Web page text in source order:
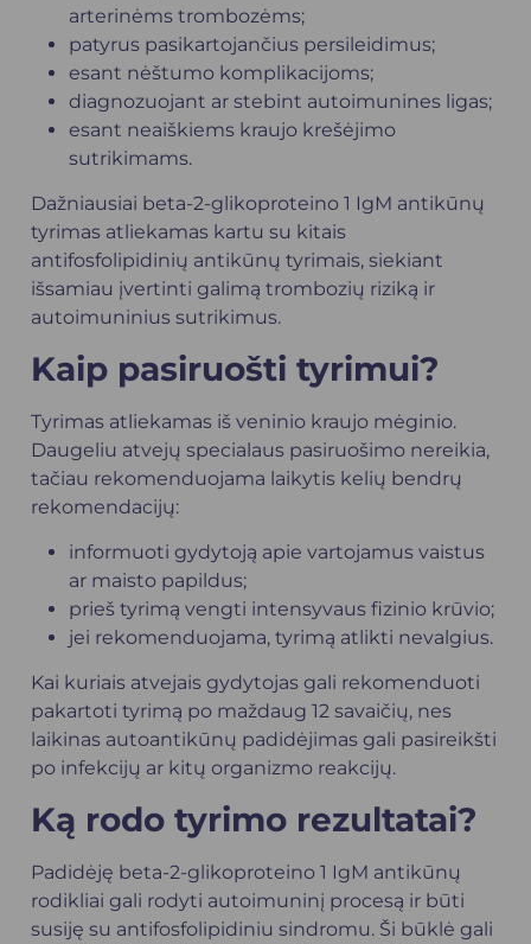
arterinėms trombozėms;
patyrus pasikartojančius persileidimus;
esant nėštumo komplikacijoms;
diagnozuojant ar stebint autoimunines ligas;
esant neaiškiems kraujo krešėjimo
sutrikimams.
Dažniausiai beta-2-glikoproteino 1 IgM antikūnų
tyrimas atliekamas kartu su kitais
antifosfolipidinių antikūnų tyrimais, siekiant
išsamiau įvertinti galimą trombozių riziką ir
autoimuninius sutrikimus.
Kaip pasiruošti tyrimui?
Tyrimas atliekamas iš veninio kraujo mėginio.
Daugeliu atvejų specialaus pasiruošimo nereikia,
tačiau rekomenduojama laikytis kelių bendrų
rekomendacijų:
informuoti gydytoją apie vartojamus vaistus
ar maisto papildus;
prieš tyrimą vengti intensyvaus fizinio krūvio;
jei rekomenduojama, tyrimą atlikti nevalgius.
Kai kuriais atvejais gydytojas gali rekomenduoti
pakartoti tyrimą po maždaug 12 savaičių, nes
laikinas autoantikūnų padidėjimas gali pasireikšti
po infekcijų ar kitų organizmo reakcijų.
Ką rodo tyrimo rezultatai?
Padidėję beta-2-glikoproteino 1 IgM antikūnų
rodikliai gali rodyti autoimuninį procesą ir būti
susiję su antifosfolipidiniu sindromu. Ši būklė gali